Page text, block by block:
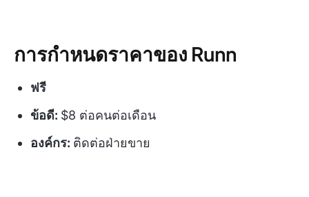
การกำหนดราคาของ Runn
ฟรี
ข้อดี: $8 ต่อคนต่อเดือน
องค์กร: ติดต่อฝ่ายขาย